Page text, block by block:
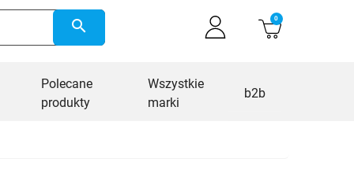
search 0
Polecane
produkty
Wszystkie
marki
b2b